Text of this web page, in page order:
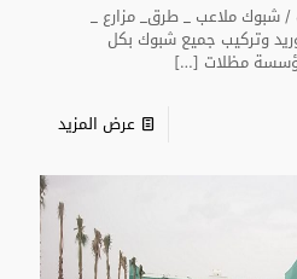
/ شبوك ملاعب _ طرق_ مزارع _
وتركيب جميع شبوك بكل
مظلات […]
عرض المزيد